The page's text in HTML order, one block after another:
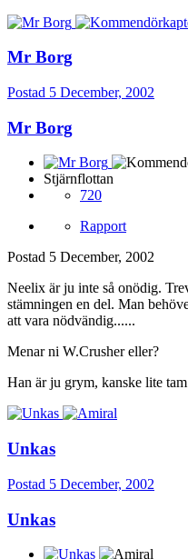
Mr Borg
Postad 5 December, 2002
Mr Borg
Stjärnflottan
720
Rapport
Postad 5 December, 2002
Neelix är ju inte så onödig.
stämningen en del. Man
att vara nödvändig......
Menar ni W.Crusher eller?
Han är ju grym, kanske lite
Unkas
Postad 5 December, 2002
Unkas